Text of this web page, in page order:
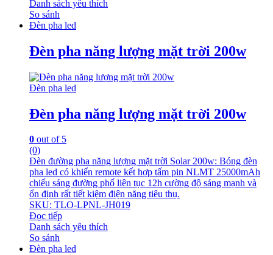
Danh sách yêu thích
So sánh
Đèn pha led
Đèn pha năng lượng mặt trời 200w
Đèn pha led
Đèn pha năng lượng mặt trời 200w
0 out of 5
(0)
Đèn đường pha năng lượng mặt trời Solar 200w: Bóng đèn
pha led có khiển remote kết hợp tấm pin NLMT 25000mAh
chiếu sáng đường phố liên tục 12h cường độ sáng mạnh và
ổn định rất tiết kiệm điện năng tiêu thụ.
SKU: TLO-LPNL-JH019
Đọc tiếp
Danh sách yêu thích
So sánh
Đèn pha led